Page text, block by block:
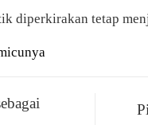
diperkirakan tetap